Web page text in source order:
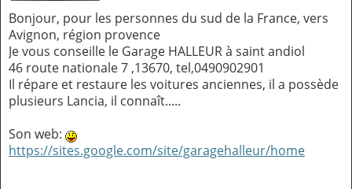
Bonjour, pour les personnes du sud de la France, vers
Avignon, région provence
Je vous conseille le Garage HALLEUR à saint andiol
46 route nationale 7 ,13670, tel,0490902901
Il répare et restaure les voitures anciennes, il a possède
plusieurs Lancia, il connaît.....
Son web:
https://sites.google.com/site/garagehalleur/home